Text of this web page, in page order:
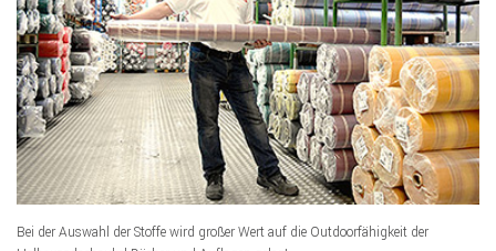
Bei der Auswahl der Stoffe wird großer Wert auf die Outdoorfähigkeit der